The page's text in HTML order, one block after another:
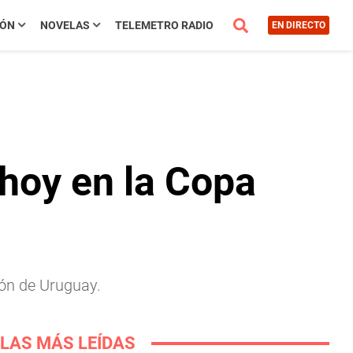
NOVELAS TELEMETRO RADIO EN DIRECTO
en la Copa
de Uruguay.
LAS MÁS LEÍDAS